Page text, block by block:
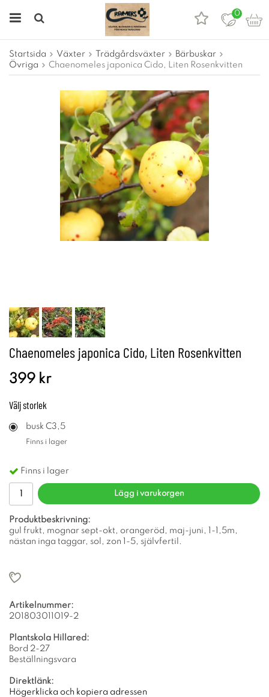
0
Startsida Växter Trädgårdsväxter
Bärbuskar
Övriga
Chaenomeles japonica Cido, Liten Rosenkvitten
Chaenomeles japonica Cido, Liten Rosenkvitten
399 kr
Väljstorlek
busk C3,5
Finns i lager
Finns i lager
Lägg i varukorgen
Produktbeskrivning:
gul frukt, mognar sept-okt, orangeröd, maj-juni, 1-1,5m,
nästan inga taggar, sol, zon 1-5, självfertil.
Artikelnummer:
201803011019-2
Plantskola Hillared:
Bord 2-27
Beställningsvara
Direktlänk:
Högerklicka och kopiera adressen